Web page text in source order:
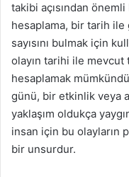
takibi açısından
hesaplama, bir tarih ile
sayısını bulmak için
olayın tarihi ile mevcut
hesaplamak
günü, bir etkinlik veya
yaklaşım oldukça
insan için bu olayların
bir unsurdur.